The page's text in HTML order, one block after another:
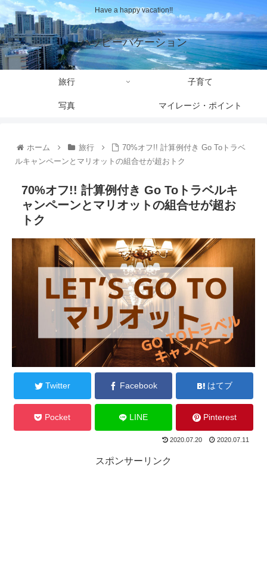
Have a happy vacation!!
ハッピーバケーション
旅行 子育て
写真 マイレージ・ポイント
ホーム 旅行
70%オフ!! 計算例付き Go Toトラベ
ルキャンペーンとマリオットの組合せが超おトク
70%オフ!! 計算例付き Go Toトラベルキ
ャンペーンとマリオットの組合せが超お
トク
Twitter Facebook はてブ
Pocket LINE Pinterest
2020.07.20 2020.07.11
スポンサーリンク